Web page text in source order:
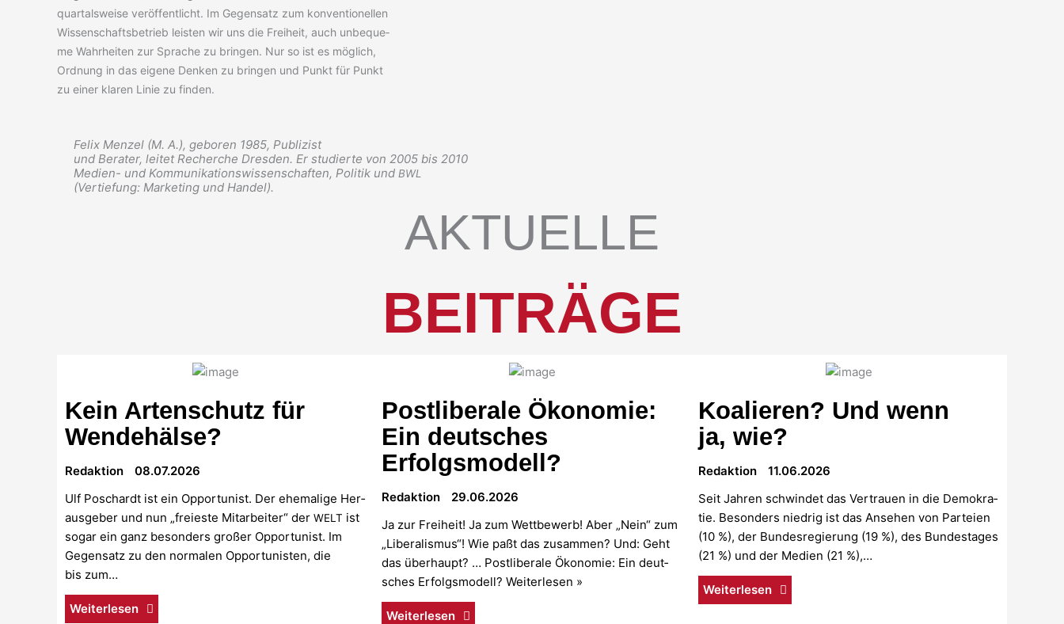
quar­tals­wei­se ver­öf­fent­licht. Im Gegen­satz zum kon­ven­tio­nel­len
Wis­sen­schafts­be­trieb leis­ten wir uns die Frei­heit, auch unbe­que­
me Wahr­hei­ten zur Spra­che zu brin­gen. Nur so ist es mög­lich,
Ord­nung in das eige­ne Den­ken zu brin­gen und Punkt für Punkt
zu einer kla­ren Linie zu finden.
Felix Menzel (M. A.), geboren 1985, Publizist
und Berater, leitet Recherche Dresden. Er studierte von 2005 bis 2010
Medien- und Kommunikationswissenschaften, Politik und BWL
(Vertiefung: Marketing und Handel).
AKTUELLE
BEITRÄGE
Kein Artenschutz für
Wendehälse?
Redak­ti­on
08.07.2026
Ulf Pos­ch­ardt ist ein Oppor­tu­nist. Der ehe­ma­li­ge Her­
aus­ge­ber und nun „frei­es­te Mit­ar­bei­ter“ der WELT ist
sogar ein ganz beson­ders gro­ßer Oppor­tu­nist. Im
Gegen­satz zu den nor­ma­len Oppor­tu­nis­ten, die
bis zum…
Wei­ter­le­sen
Postliberale Ökonomie:
Ein deutsches
Erfolgsmodell?
Redak­ti­on
29.06.2026
Ja zur Frei­heit! Ja zum Wett­be­werb! Aber „Nein“ zum
„Libe­ra­lis­mus“! Wie paßt das zusam­men? Und: Geht
das über­haupt? … Post­li­be­ra­le Öko­no­mie: Ein deut­
sches Erfolgs­mo­dell? Weiterlesen »
Wei­ter­le­sen
Koalieren? Und wenn
ja, wie?
Redak­ti­on
11.06.2026
Seit Jah­ren schwin­det das Ver­trau­en in die Demo­kra­
tie. Beson­ders nied­rig ist das Anse­hen von Par­tei­en
(10 %), der Bun­des­re­gie­rung (19 %), des Bun­des­ta­ges
(21 %) und der Medi­en (21 %),…
Wei­ter­le­sen